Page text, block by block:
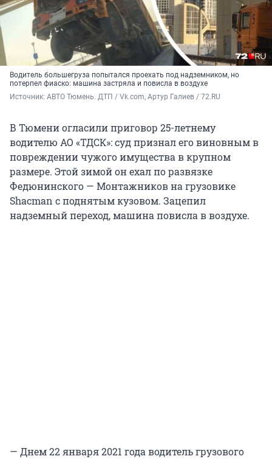
Водитель большегруза попытался проехать под надземником, но
потерпел фиаско: машина застряла и повисла в воздухе
Источник: АВТО Тюмень. ДТП / Vk.com, Артур Галиев / 72.RU
В Тюмени огласили приговор 25-летнему
водителю АО «ТДСК»: суд признал его виновным в
повреждении чужого имущества в крупном
размере. Этой зимой он ехал по развязке
Федюнинского — Монтажников на грузовике
Shacman с поднятым кузовом. Зацепил
надземный переход, машина повисла в воздухе.
— Днем 22 января 2021 года водитель грузового